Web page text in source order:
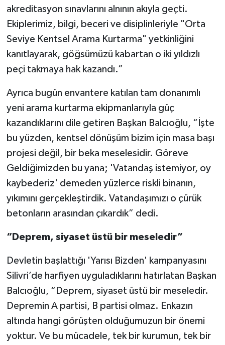
akreditasyon sınavlarını alnının akıyla geçti.
Ekiplerimiz, bilgi, beceri ve disiplinleriyle "Orta
Seviye Kentsel Arama Kurtarma" yetkinliğini
kanıtlayarak, göğsümüzü kabartan o iki yıldızlı
peçi takmaya hak kazandı.”
Ayrıca bugün envantere katılan tam donanımlı
yeni arama kurtarma ekipmanlarıyla güç
kazandıklarını dile getiren Başkan Balcıoğlu, “İşte
bu yüzden, kentsel dönüşüm bizim için masa başı
projesi değil, bir beka meselesidir. Göreve
Geldiğimizden bu yana; 'Vatandaş istemiyor, oy
kaybederiz' demeden yüzlerce riskli binanın,
yıkımını gerçekleştirdik. Vatandaşımızı o çürük
betonların arasından çıkardık” dedi.
“Deprem, siyaset üstü bir meseledir”
Devletin başlattığı 'Yarısı Bizden' kampanyasını
Silivri’de harfiyen uyguladıklarını hatırlatan Başkan
Balcıoğlu, “Deprem, siyaset üstü bir meseledir.
Depremin A partisi, B partisi olmaz. Enkazın
altında hangi görüşten olduğumuzun bir önemi
yoktur. Ve bu mücadele, tek bir kurumun, tek bir